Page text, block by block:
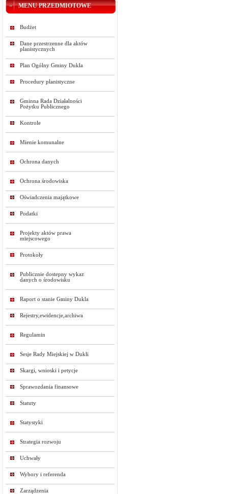
MENU PRZEDMIOTOWE
Budżet
Dane przestrzenne dla aktów
planistycznych
Plan Ogólny Gminy Dukla
Procedury planistyczne
Gminna Rada Działalności
Pożytku Publicznego
Kontrole
Mienie komunalne
Ochrona danych
Ochrona środowiska
Oświadczenia majątkowe
Podatki
Projekty aktów prawa
miejscowego
Protokoły
Publicznie dostepny wykaz
danych o środowisku
Raport o stanie Gminy Dukla
Rejestry,ewidencje,archiwa
Regulamin
Sesje Rady Miejskiej w Dukli
Skargi, wnioski i petycje
Sprawozdania finansowe
Statuty
Statystyki
Strategia rozwoju
Uchwały
Wybory i referenda
Zarządzenia